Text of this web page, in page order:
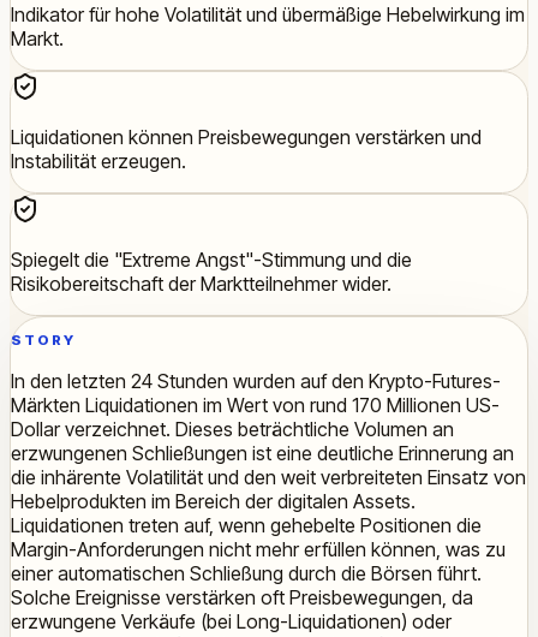
Indikator für hohe Volatilität und übermäßige Hebelwirkung im
Markt.
Liquidationen können Preisbewegungen verstärken und
Instabilität erzeugen.
Spiegelt die "Extreme Angst"-Stimmung und die
Risikobereitschaft der Marktteilnehmer wider.
STORY
In den letzten 24 Stunden wurden auf den Krypto-Futures-
Märkten Liquidationen im Wert von rund 170 Millionen US-
Dollar verzeichnet. Dieses beträchtliche Volumen an
erzwungenen Schließungen ist eine deutliche Erinnerung an
die inhärente Volatilität und den weit verbreiteten Einsatz von
Hebelprodukten im Bereich der digitalen Assets.
Liquidationen treten auf, wenn gehebelte Positionen die
Margin-Anforderungen nicht mehr erfüllen können, was zu
einer automatischen Schließung durch die Börsen führt.
Solche Ereignisse verstärken oft Preisbewegungen, da
erzwungene Verkäufe (bei Long-Liquidationen) oder